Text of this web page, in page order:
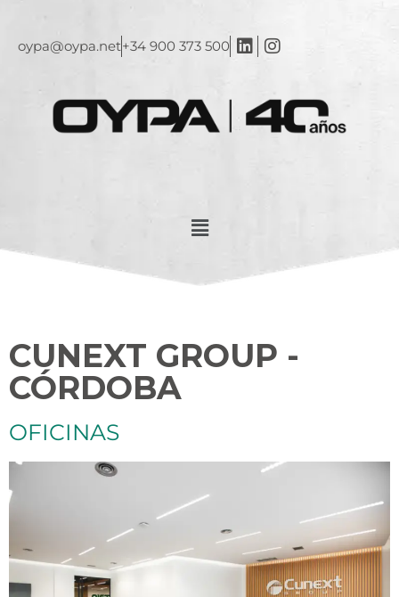
oypa@oypa.net+34 900 373 500
CUNEXT GROUP -
CÓRDOBA
OFICINAS